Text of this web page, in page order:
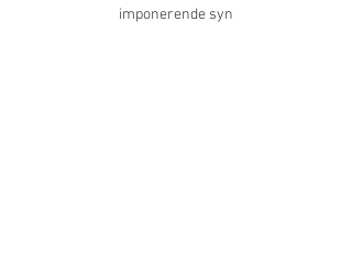
imponerende syn